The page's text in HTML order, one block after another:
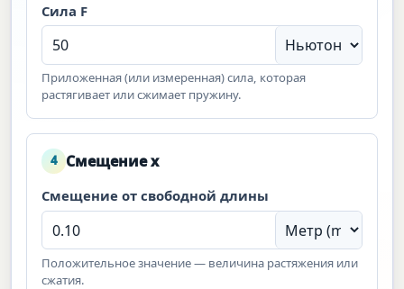
Сила F
Приложенная (или измеренная) сила, которая
растягивает или сжимает пружину.
4 Смещение x
Смещение от свободной длины
Положительное значение — величина растяжения или
сжатия.